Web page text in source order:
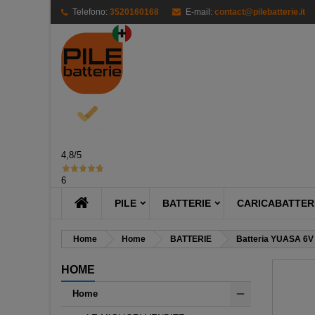
Telefono: 3520160168 E-mail: contact@pilebatterie.it
4,8/5
6
PILE BATTERIE
Home Home BATTERIE Batteria YUASA 6V
HOME
Home